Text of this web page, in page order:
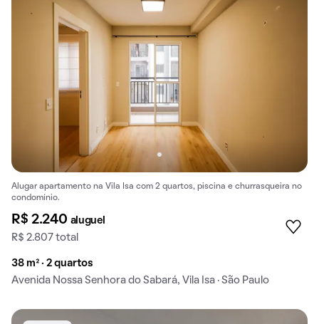
Alugar apartamento na Vila Isa com 2 quartos, piscina e churrasqueira no
condomínio.
R$ 2.240 aluguel
R$ 2.807 total
38 m² · 2 quartos
Avenida Nossa Senhora do Sabará, Vila Isa · São Paulo